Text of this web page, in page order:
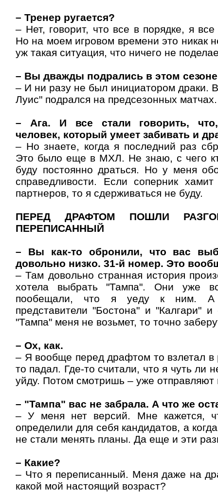
– Тренер ругается?
– Нет, говорит, что все в порядке, я
Но на моем игровом времени это никак
уж такая ситуация, что ничего не
– Вы дважды подрались в этом
– И ни разу не был инициатором драки.
Луис" подрался на предсезонных матчах.
– Ага. И все стали говорить,
человек, который умеет забивать и
– Но знаете, когда я последний раз
Это было еще в МХЛ. Не знаю, с чего
буду постоянно драться. Но у меня
справедливости. Если соперник
партнеров, то я сдерживаться не буду.
ПЕРЕД ДРАФТОМ ПОШЛИ
ПЕРЕПИСАННЫЙ
– Вы как-то обронили, что вас
довольно низко. 31-й номер. Это
– Там довольно странная история
хотела выбрать "Тампа". Они уже
пообещали, что я уеду к ним. А
представители "Бостона" и "Калгари" и
"Тампа" меня не возьмет, то точно
– Ох, как.
– Я вообще перед драфтом то взлетал в
то падал. Где-то считали, что я чуть ли
уйду. Потом смотришь – уже отправляют
– "Тампа" вас не забрала. А что же
– У меня нет версий. Мне кажется,
определили для себя кандидатов, а
не стали менять планы. Да еще и эти
– Какие?
– Что я переписанный. Меня даже на
какой мой настоящий возраст?